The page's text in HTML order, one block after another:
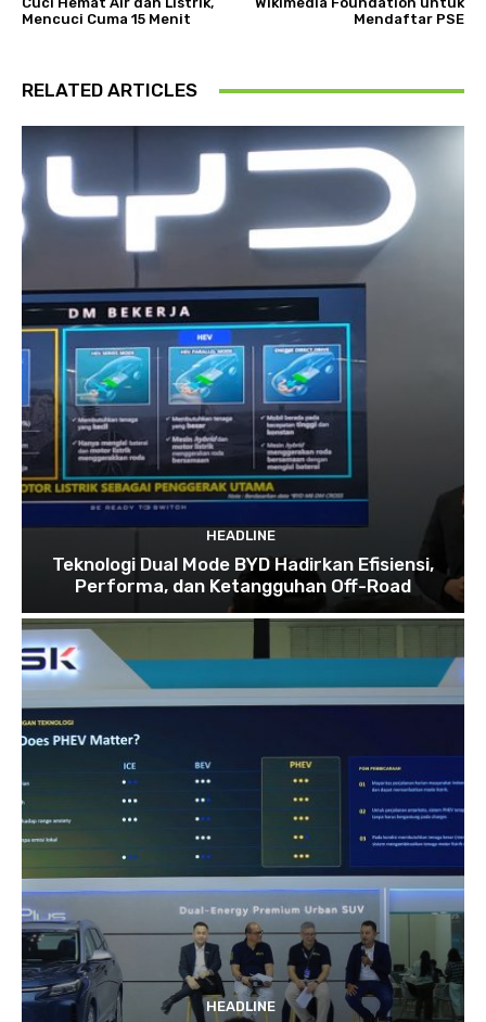
Mencuci Cuma 15 Menit
Mendaftar PSE
RELATED ARTICLES
HEADLINE
Teknologi Dual Mode BYD Hadirkan Efisiensi,
Performa, dan Ketangguhan Off-Road
HEADLINE